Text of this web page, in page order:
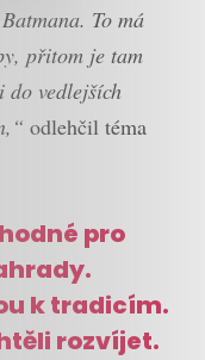
To má
přitom je tam
vedlejších
odlehčil téma
pro
k tradicím.
rozvíjet.